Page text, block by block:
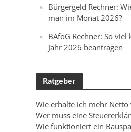
Bürgergeld Rechner:
man im Monat 2026?
BAföG Rechner: So
Jahr 2026 beantragen
Ratgeber
Wie erhalte ich mehr
Wer muss eine
Wie funktioniert ein